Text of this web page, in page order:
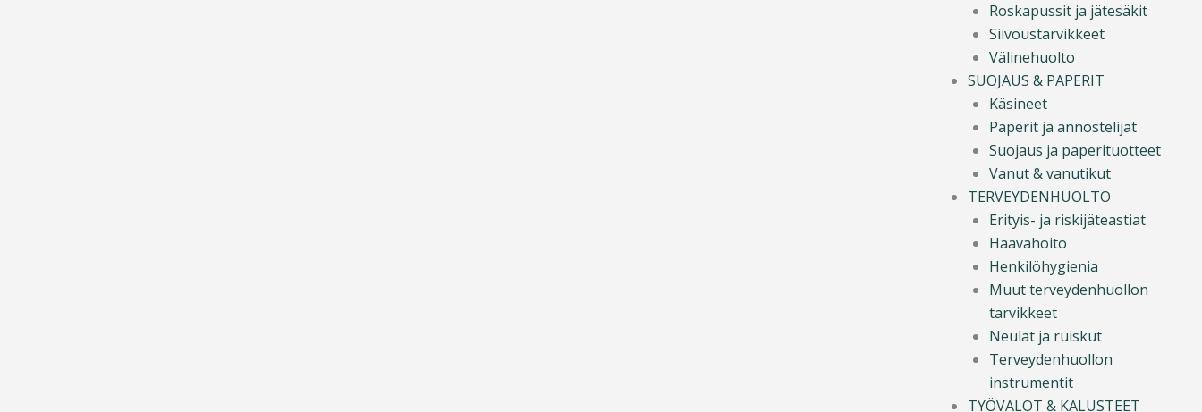
Roskapussit ja jätesäkit
Siivoustarvikkeet
Välinehuolto
SUOJAUS & PAPERIT
Käsineet
Paperit ja annostelijat
Suojaus ja paperituotteet
Vanut & vanutikut
TERVEYDENHUOLTO
Erityis- ja riskijäteastiat
Haavahoito
Henkilöhygienia
Muut terveydenhuollon
tarvikkeet
Neulat ja ruiskut
Terveydenhuollon
instrumentit
TYÖVALOT & KALUSTEET